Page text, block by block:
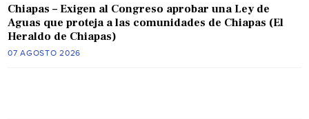
Chiapas – Exigen al Congreso aprobar una Ley de
Aguas que proteja a las comunidades de Chiapas (El
Heraldo de Chiapas)
07 AGOSTO 2026